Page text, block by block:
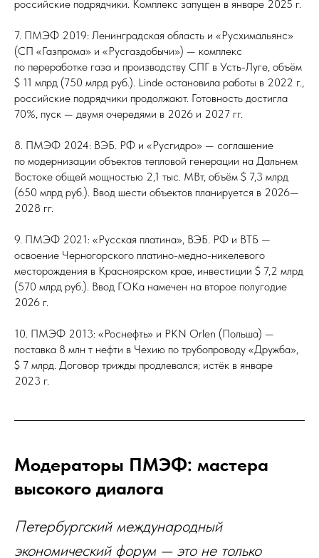
российские подрядчики. Комплекс запущен в январе 2025 г.
7. ПМЭФ 2019: Ленинградская область и «Русхимальянс»
(СП «Газпрома» и «Русгаздобычи») — комплекс
по переработке газа и производству СПГ в Усть-Луге, объём
$ 11 млрд (750 млрд руб.). Linde остановила работы в 2022 г.,
российские подрядчики продолжают. Готовность достигла
70%, пуск — двумя очередями в 2026 и 2027 гг.
8. ПМЭФ 2024: ВЭБ. РФ и «Русгидро» — соглашение
по модернизации объектов тепловой генерации на Дальнем
Востоке общей мощностью 2,1 тыс. МВт, объём $ 7,3 млрд
(650 млрд руб.). Ввод шести объектов планируется в 2026—
2028 гг.
9. ПМЭФ 2021: «Русская платина», ВЭБ. РФ и ВТБ —
освоение Черногорского платино-медно-никелевого
месторождения в Красноярском крае, инвестиции $ 7,2 млрд
(570 млрд руб.). Ввод ГОКа намечен на второе полугодие
2026 г.
10. ПМЭФ 2013: «Роснефть» и PKN Orlen (Польша) —
поставка 8 млн т нефти в Чехию по трубопроводу «Дружба»,
$ 7 млрд. Договор трижды продлевался; истёк в январе
2023 г.
Модераторы ПМЭФ: мастера
высокого диалога
Петербургский международный
экономический форум — это не только